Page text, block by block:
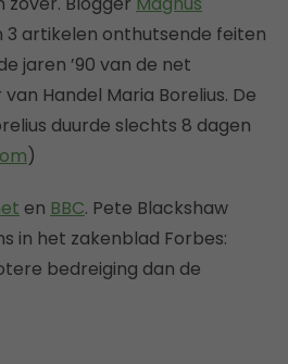
3 artikelen onthutsende feiten
jaren ’90 van de net
Handel Maria Borelius. De
duurde slechts 8 dagen
)
en BBC. Pete Blackshaw
in het zakenblad Forbes:
bedreiging dan de